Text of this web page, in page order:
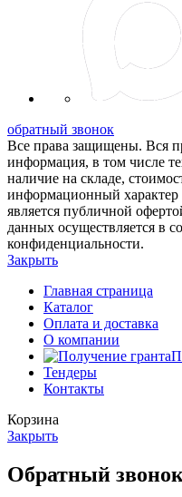
обратный звонок
Все права защищены. Вся
информация, в том числе
наличие на складе,
информационный
является публичной
данных осуществляется в
конфиденциальности.
Закрыть
Главная страница
Каталог
Оплата и доставка
О компании
Тендеры
Контакты
Корзина
Закрыть
Обратный звонок